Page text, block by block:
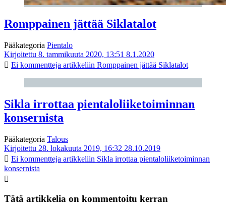
Romppainen jättää Siklatalot
Pääkategoria Pientalo
Kirjoitettu 8. tammikuuta 2020, 13:51 8.1.2020
Ei kommentteja artikkeliin Romppainen jättää Siklatalot
Sikla irrottaa pientaloliiketoiminnan
konsernista
Pääkategoria Talous
Kirjoitettu 28. lokakuuta 2019, 16:32 28.10.2019
Ei kommentteja artikkeliin Sikla irrottaa pientaloliiketoiminnan
konsernista
Tätä artikkelia on kommentoitu kerran